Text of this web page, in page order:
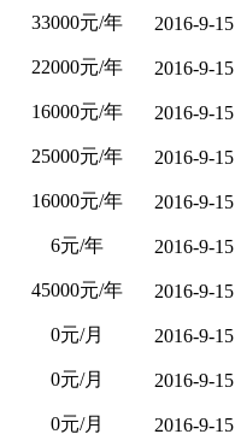
33000元/年 2016-9-15
22000元/年 2016-9-15
16000元/年 2016-9-15
25000元/年 2016-9-15
16000元/年 2016-9-15
6元/年 2016-9-15
45000元/年 2016-9-15
0元/月 2016-9-15
0元/月 2016-9-15
0元/月 2016-9-15